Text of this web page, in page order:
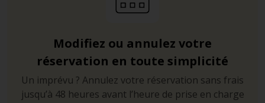
Modifiez ou annulez votre
réservation en toute simplicité
Un imprévu ? Annulez votre réservation sans frais
jusqu’à 48 heures avant l’heure de prise en charge